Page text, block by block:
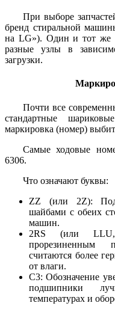
При выборе
бренд стиральной
на LG»). Один и тот же
разные узлы в
загрузки.
Почти все
стандартные
маркировка (номер)
Самые ходовые
6306.
Что означают буквы:
ZZ (или 2Z):
шайбами с обеих
машин.
2RS (или
прорезиненным
считаются более
от влаги.
C3: Обозначение
подшипники
температурах и